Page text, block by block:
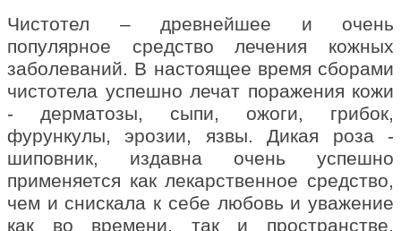
Чистотел – древнейшее и очень
популярное средство лечения кожных
заболеваний. В настоящее время сборами
чистотела успешно лечат поражения кожи
- дерматозы, сыпи, ожоги, грибок,
фурункулы, эрозии, язвы. Дикая роза -
шиповник, издавна очень успешно
применяется как лекарственное средство,
чем и снискала к себе любовь и уважение
как во времени, так и пространстве.